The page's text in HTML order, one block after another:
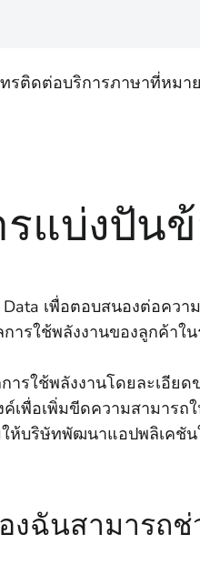
ติดต่อบริการภาษาที่หมา
รแบ่งปัน
Data เพื่อตอบสนองต่อคว
ารใช้พลังงานของลูกค้าใ
ารใช้พลังงานโดยละเอีย
เพื่อเพิ่มขีดความสามาร
ให้บริษัทพัฒนาแอปพลิเคชั
งฉันสามารถ